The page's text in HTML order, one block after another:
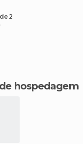
2
de hospedagem